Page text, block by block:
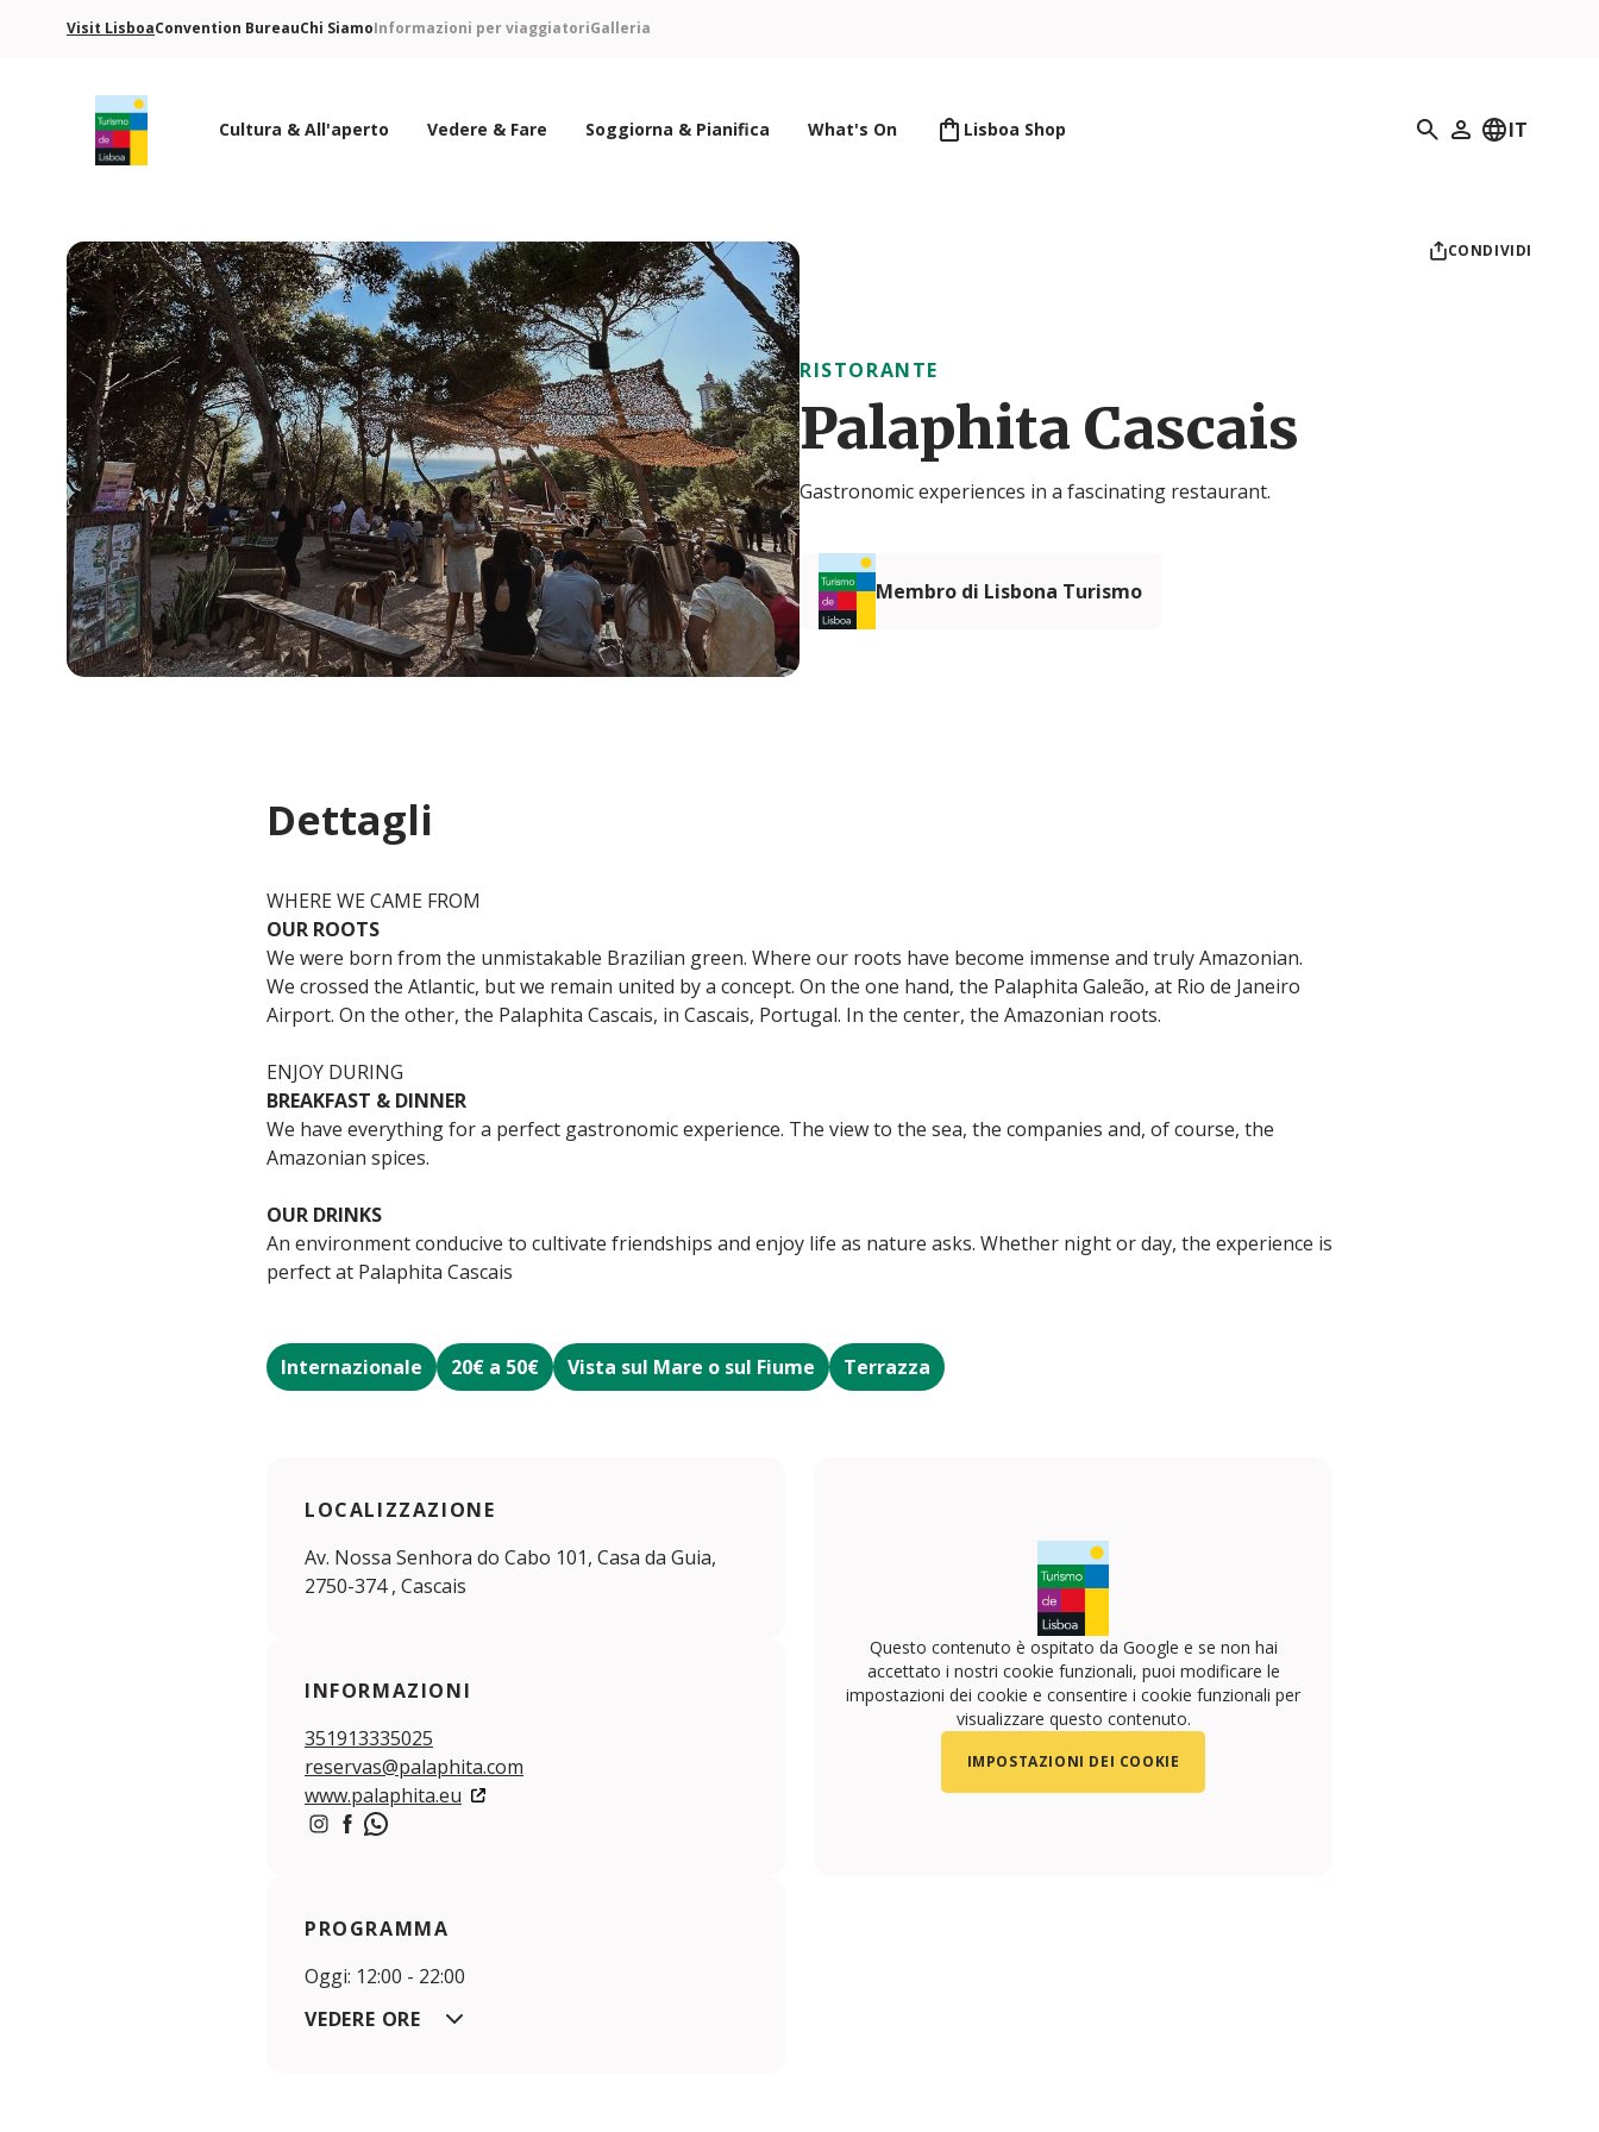
Visit LisboaConvention BureauChi SiamoInformazioni per viaggiatoriGalleria
Cultura & All'aperto Vedere & Fare Soggiorna & Pianifica What's On Lisboa Shop Ricerca
Il mio profilo
IT
CONDIVIDI
RISTORANTE
Palaphita Cascais
Gastronomic experiences in a fascinating restaurant.
Membro di Lisbona Turismo
Dettagli
WHERE WE CAME FROM
OUR ROOTS
We were born from the unmistakable Brazilian green. Where our roots have become immense and truly Amazonian.
We crossed the Atlantic, but we remain united by a concept. On the one hand, the Palaphita Galeão, at Rio de Janeiro
Airport. On the other, the Palaphita Cascais, in Cascais, Portugal. In the center, the Amazonian roots.
ENJOY DURING
BREAKFAST & DINNER
We have everything for a perfect gastronomic experience. The view to the sea, the companies and, of course, the
Amazonian spices.
OUR DRINKS
An environment conducive to cultivate friendships and enjoy life as nature asks. Whether night or day, the experience is
perfect at Palaphita Cascais
Internazionale 20€ a 50€ Vista sul Mare o sul Fiume Terrazza
LOCALIZZAZIONE
Av. Nossa Senhora do Cabo 101, Casa da Guia,
2750-374 , Cascais
INFORMAZIONI
351913335025
reservas@palaphita.com
www.palaphita.eu
Questo contenuto è ospitato da Google e se non hai
accettato i nostri cookie funzionali, puoi modificare le
impostazioni dei cookie e consentire i cookie funzionali per
visualizzare questo contenuto.
IMPOSTAZIONI DEI COOKIE
PROGRAMMA
Oggi: 12:00 - 22:00
VEDERE ORE